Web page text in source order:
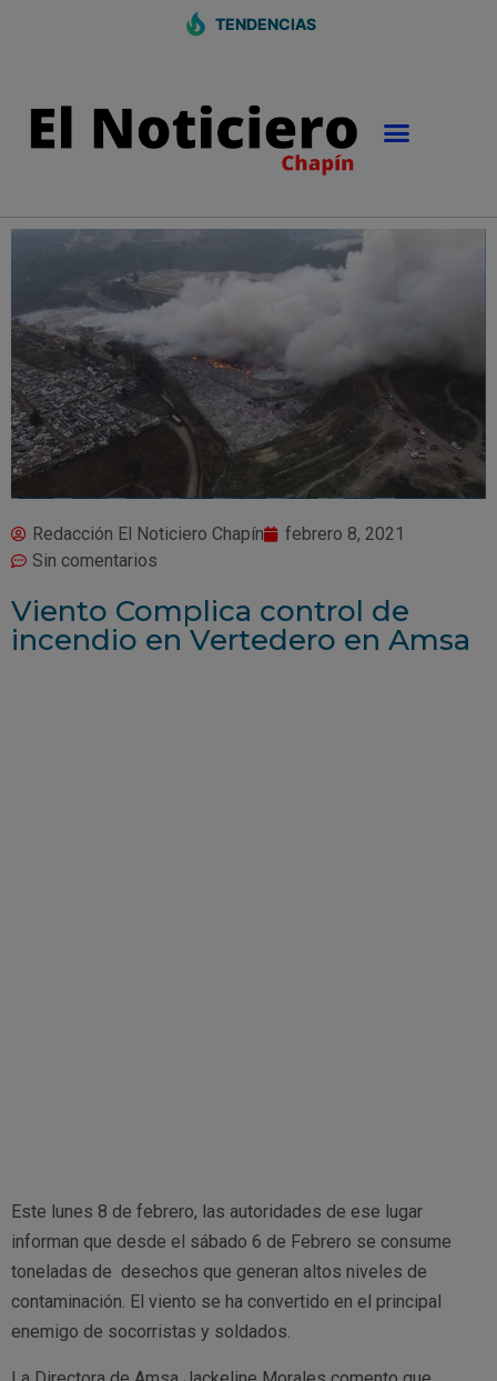
TENDENCIAS
Redacción El Noticiero Chapín
febrero 8, 2021
Sin comentarios
Viento Complica control de
incendio en Vertedero en Amsa
Este lunes 8 de febrero, las autoridades de ese lugar
informan que desde el sábado 6 de Febrero se consume
toneladas de desechos que generan altos niveles de
contaminación. El viento se ha convertido en el principal
enemigo de socorristas y soldados.